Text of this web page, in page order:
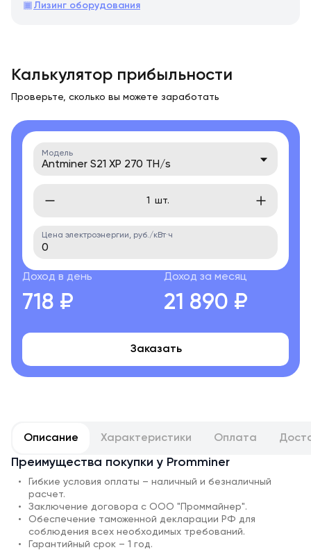
Лизинг оборудования
Калькулятор прибыльности
Проверьте, сколько вы можете заработать
Модель
Antminer S21 XP 270 TH/s
шт.
Цена электроэнергии, руб./кВт·ч
Доход в день
718 ₽
Доход за месяц
21 890 ₽
Заказать
Описание Характеристики Оплата
Преимущества покупки у Promminer
Гибкие условия оплаты – наличный и безналичный
расчет.
Заключение договора с ООО "Проммайнер".
Обеспечение таможенной декларации РФ для
соблюдения всех необходимых требований.
Гарантийный срок – 1 год.